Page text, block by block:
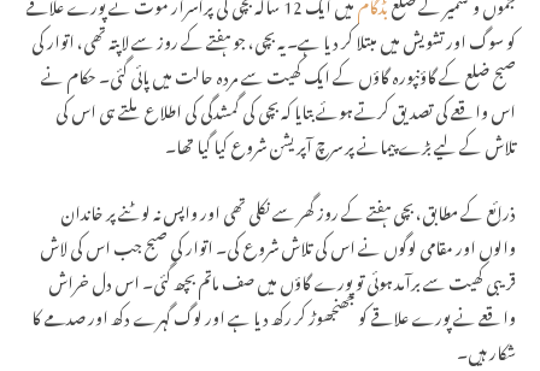
کو سوگ اور تشویش میں مبتلا کر دیا ہے۔ یہ بچی، جو ہفتے کے روز سے لاپتہ تھی، اتوار کی
صبح ضلع کے گاؤنپورہ گاؤں کے ایک کھیت سے مردہ حالت میں پائی گئی۔ حکام نے
اس واقعے کی تصدیق کرتے ہوئے بتایا کہ بچی کی گمشدگی کی اطلاع ملتے ہی اس کی
تلاش کے لیے بڑے پیمانے پر سرچ آپریشن شروع کیا گیا تھا۔
ذرائع کے مطابق، بچی ہفتے کے روز گھر سے نکلی تھی اور واپس نہ لوٹنے پر خاندان
والوں اور مقامی لوگوں نے اس کی تلاش شروع کی۔ اتوار کی صبح جب اس کی لاش
قریبی کھیت سے برآمد ہوئی تو پورے گاؤں میں صف ماتم بچھ گئی۔ اس دل خراش
واقعے نے پورے علاقے کو جھنجھوڑ کر رکھ دیا ہے اور لوگ گہرے دکھ اور صدمے کا
شکار ہیں۔